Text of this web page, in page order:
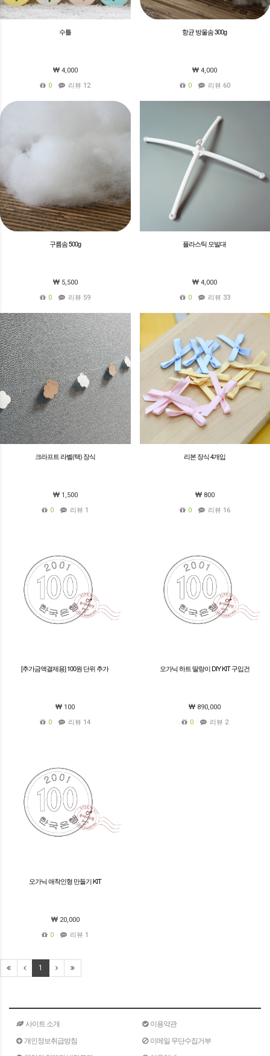
수틀
4,000
0
리뷰 12
항균 방울솜 300g
4,000
0
리뷰 60
구름솜 500g
5,500
0
리뷰 59
플라스틱 모빌대
4,000
0
리뷰 33
크라프트 라벨(택) 장식
1,500
0
리뷰 1
리본 장식 4개입
800
0
리뷰 16
[추가금액결제용] 100원 단위 추가
100
0
리뷰 14
오가닉 하트 딸랑이 DIY KIT 구입건
890,000
0
리뷰 2
오가닉 애착인형 만들기 KIT
20,000
0
리뷰 1
1
사이트 소개
이용약관
개인정보취급방침
이메일 무단수집거부